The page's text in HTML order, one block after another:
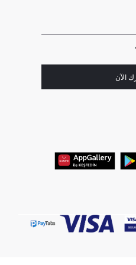
الآن
برفانات حريمى
جينز رجالي